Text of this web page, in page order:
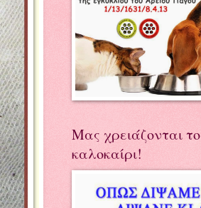
Μας χρειάζονται το
καλοκαίρι!